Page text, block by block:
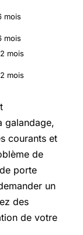
mois
mois
mois
mois
galandage,
courants et
de
porte
un
des
de votre